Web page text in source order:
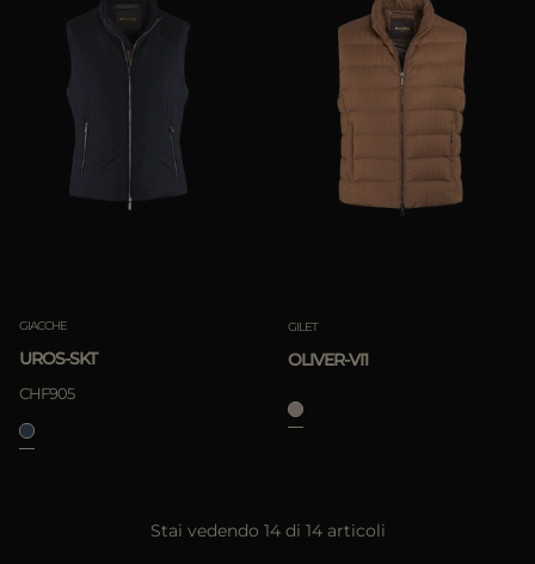
GIACCHE
UROS-SKT
CHF905
GILET
OLIVER-VI1
Stai vedendo 14 di 14 articoli